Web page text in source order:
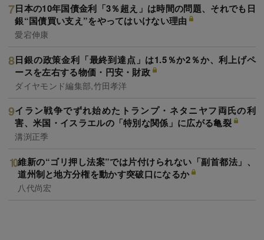
日本の10年国債金利「3％超え」は時間の問題、それでも日
銀“国債買い支え”をやってはいけない理由
愛宕伸康
日銀の政策金利「最終到達点」は1.5％か2％か、利上げペ
ースを左右する物価・円安・財政
ダイヤモンド編集部,竹田孝洋
イラン戦争でずれ始めたトランプ・ネタニヤフ両氏の利
害、米国・イスラエルの「特別な関係」に広がる亀裂
溝渕正季
維新の“ゴリ押し法案”では片付けられない「副首都法」、
道州制と地方分権を動かす突破口になるか
八代尚宏